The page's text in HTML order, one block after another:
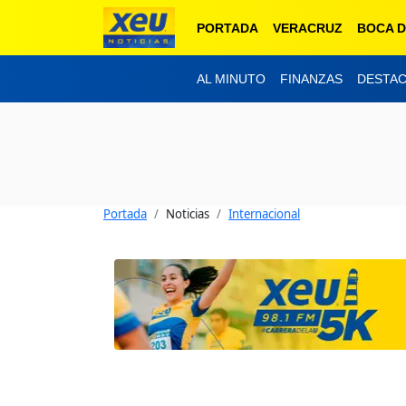
PORTADA VERACRUZ BOCA
AL MINUTO FINANZAS
Portada Noticias Internacional